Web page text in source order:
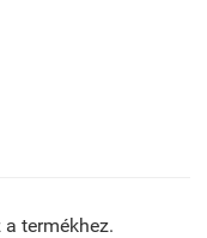
termékhez.